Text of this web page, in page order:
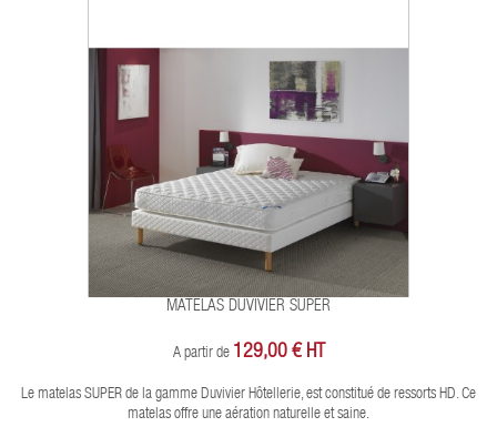
MATELAS DUVIVIER SUPER
A partir de 129,00 € HT
Le matelas SUPER de la gamme Duvivier Hôtellerie, est constitué de ressorts HD. Ce
matelas offre une aération naturelle et saine.